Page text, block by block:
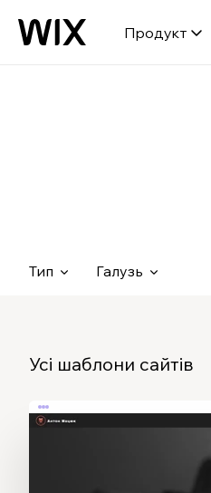
Продукт
Тип Галузь
Усі шаблони сайтів